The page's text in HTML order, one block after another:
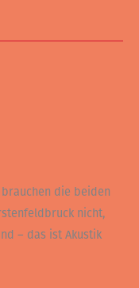
die beiden
nicht,
– das ist Akustik